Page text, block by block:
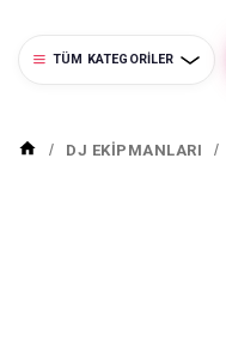
TÜM KATEGORILER
DJ EKİPMANLARI